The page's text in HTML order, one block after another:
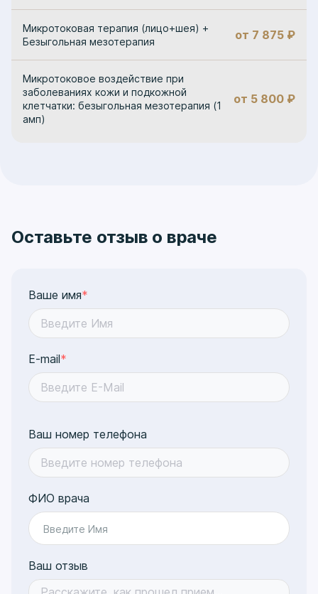
Микротоковая терапия (лицо+шея) +
Безыгольная мезотерапия
от 7 875 ₽
Микротоковое воздействие при
заболеваниях кожи и подкожной
клетчатки: безыгольная мезотерапия (1
амп)
от 5 800 ₽
Оставьте отзыв о враче
Ваше имя*
E-mail*
Ваш номер телефона
ФИО врача
Введите Имя
Ваш отзыв